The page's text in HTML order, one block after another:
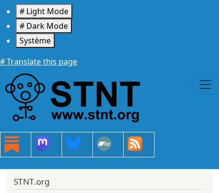
Aller au contenu principal
# Light Mode
# Dark Mode
Système
# Translate this page
STNT.org